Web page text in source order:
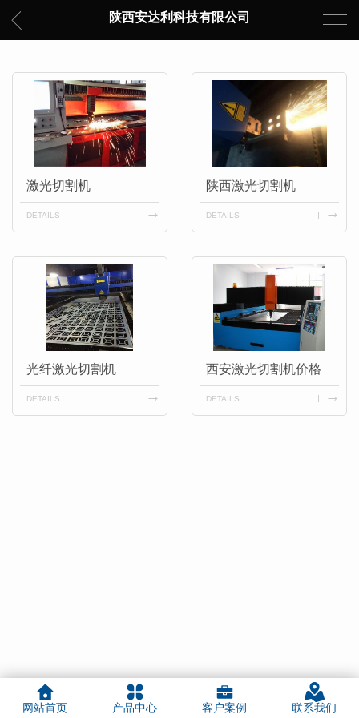
陕西安达利科技有限公司
激光切割机
DETAILS
陕西激光切割机
DETAILS
光纤激光切割机
DETAILS
西安激光切割机价格
DETAILS
网站首页 产品中心 客户案例 联系我们